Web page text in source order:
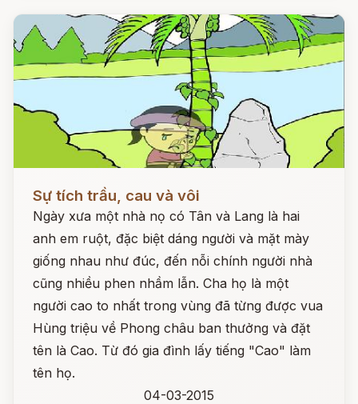
Sự tích trầu, cau và vôi
Ngày xưa một nhà nọ có Tân và Lang là hai
anh em ruột, đặc biệt dáng người và mặt mày
giống nhau như đúc, đến nỗi chính người nhà
cũng nhiều phen nhầm lẫn. Cha họ là một
người cao to nhất trong vùng đã từng được vua
Hùng triệu về Phong châu ban thưởng và đặt
tên là Cao. Từ đó gia đình lấy tiếng "Cao" làm
tên họ.
04-03-2015